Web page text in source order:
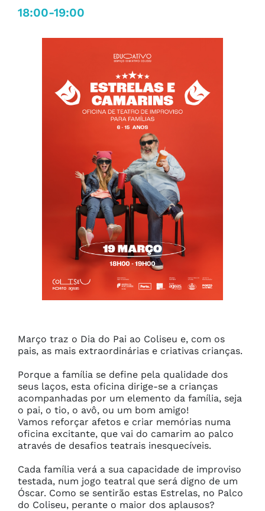
18:00-19:00
Março traz o Dia do Pai ao Coliseu e, com os
pais, as mais extraordinárias e criativas crianças.
Porque a família se define pela qualidade dos
seus laços, esta oficina dirige-se a crianças
acompanhadas por um elemento da família, seja
o pai, o tio, o avô, ou um bom amigo!
Vamos reforçar afetos e criar memórias numa
oficina excitante, que vai do camarim ao palco
através de desafios teatrais inesquecíveis.
Cada família verá a sua capacidade de improviso
testada, num jogo teatral que será digno de um
Óscar. Como se sentirão estas Estrelas, no Palco
do Coliseu, perante o maior dos aplausos?